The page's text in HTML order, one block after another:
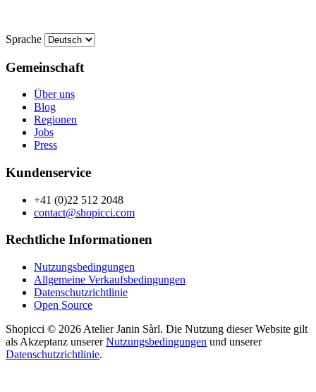
Sprache
Gemeinschaft
Über uns
Blog
Regionen
Jobs
Press
Kundenservice
+41 (0)22 512 2048
contact@shopicci.com
Rechtliche Informationen
Nutzungsbedingungen
Allgemeine Verkaufsbedingungen
Datenschutzrichtlinie
Open Source
Shopicci © 2026 Atelier Janin Sàrl. Die Nutzung dieser Website gilt
als Akzeptanz unsererNutzungsbedingungen und unserer
Datenschutzrichtlinie.